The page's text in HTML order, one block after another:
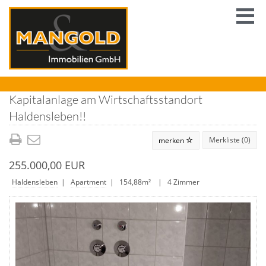
Kapitalanlage am Wirtschaftsstandort
Haldensleben!!
Merkliste (0)
merken
255.000,00 EUR
Haldensleben | Apartment | 154,88m² | 4 Zimmer